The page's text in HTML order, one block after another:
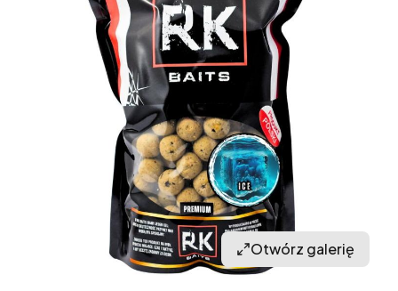
Otwórz galerię